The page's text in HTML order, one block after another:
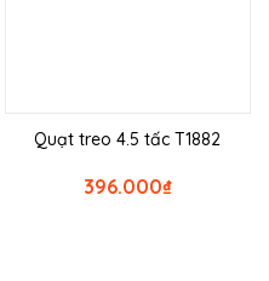
Quạt treo 4.5 tấc T1882
₫
396.000